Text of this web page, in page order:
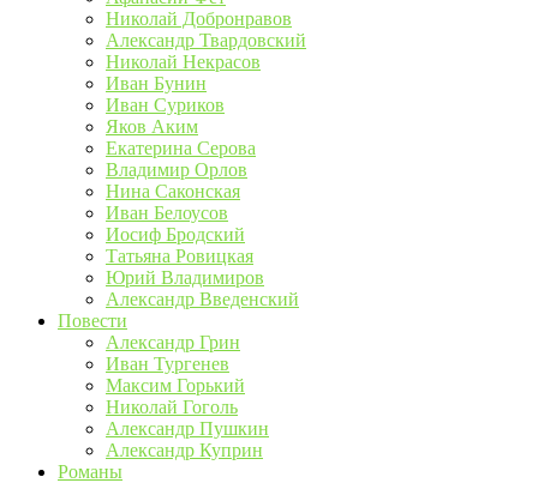
Николай Добронравов
Александр Твардовский
Николай Некрасов
Иван Бунин
Иван Суриков
Яков Аким
Екатерина Серова
Владимир Орлов
Нина Саконская
Иван Белоусов
Иосиф Бродский
Татьяна Ровицкая
Юрий Владимиров
Александр Введенский
Повести
Александр Грин
Иван Тургенев
Максим Горький
Николай Гоголь
Александр Пушкин
Александр Куприн
Романы